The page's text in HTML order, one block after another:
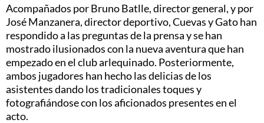
Acompañados por Bruno Batlle, director general, y por
José Manzanera, director deportivo, Cuevas y Gato han
respondido a las preguntas de la prensa y se han
mostrado ilusionados con la nueva aventura que han
empezado en el club arlequinado. Posteriormente,
ambos jugadores han hecho las delicias de los
asistentes dando los tradicionales toques y
fotografiándose con los aficionados presentes en el
acto.